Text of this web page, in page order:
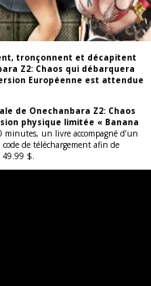
tronçonnent et décapitent
Z2: Chaos qui débarquera
Européenne est attendue
de Onechanbara Z2: Chaos
physique limitée « Banana
un livre accompagné d’un
de téléchargement afin de
49.99 $.